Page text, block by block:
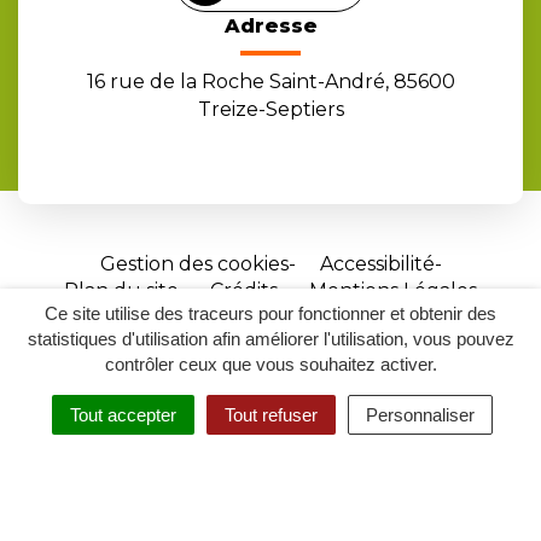
Ce site utilise des traceurs pour fonctionner et obtenir des
statistiques d'utilisation afin améliorer l'utilisation, vous pouvez
contrôler ceux que vous souhaitez activer.
Tout accepter Tout refuser Personnaliser
RECHERCHER
ACCESSIBILITÉ
Adresse
16 rue de la Roche Saint-André, 85600
Treize-Septiers
Gestion des cookies
Accessibilité
Plan du site
Crédits
Mentions Légales
Site
réalisé
par
Inovagora